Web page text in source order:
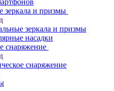
зеркала и призмы
зеркала и призмы
насадки
снаряжение
снаряжение